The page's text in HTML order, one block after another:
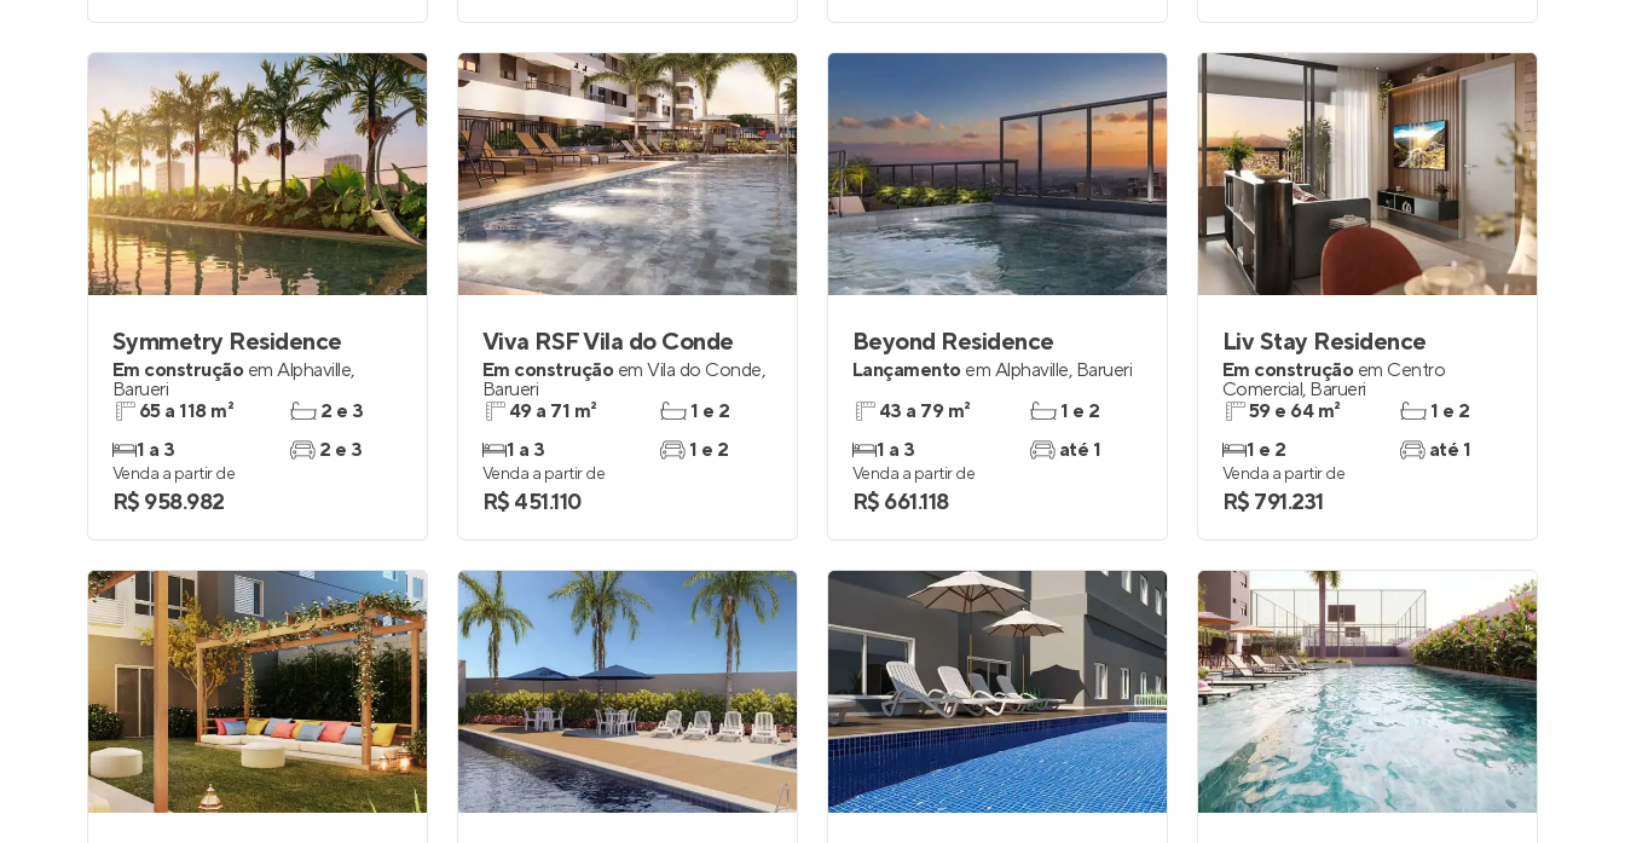
Symmetry Residence
Em construção em Alphaville,
Barueri
65 a 118 m²
1 a 3
2 e 3
2 e 3
Venda a partir de
R$ 958.982
Viva RSF Vila do Conde
Em construção em Vila do Conde,
Barueri
49 a 71 m²
1 a 3
1 e 2
1 e 2
Venda a partir de
R$ 451.110
Beyond Residence
Lançamento em Alphaville, Barueri
43 a 79 m²
1 a 3
1 e 2
até 1
Venda a partir de
R$ 661.118
Liv Stay Residence
Em construção em Centro
Comercial, Barueri
59 e 64 m²
1 e 2
1 e 2
até 1
Venda a partir de
R$ 791.231